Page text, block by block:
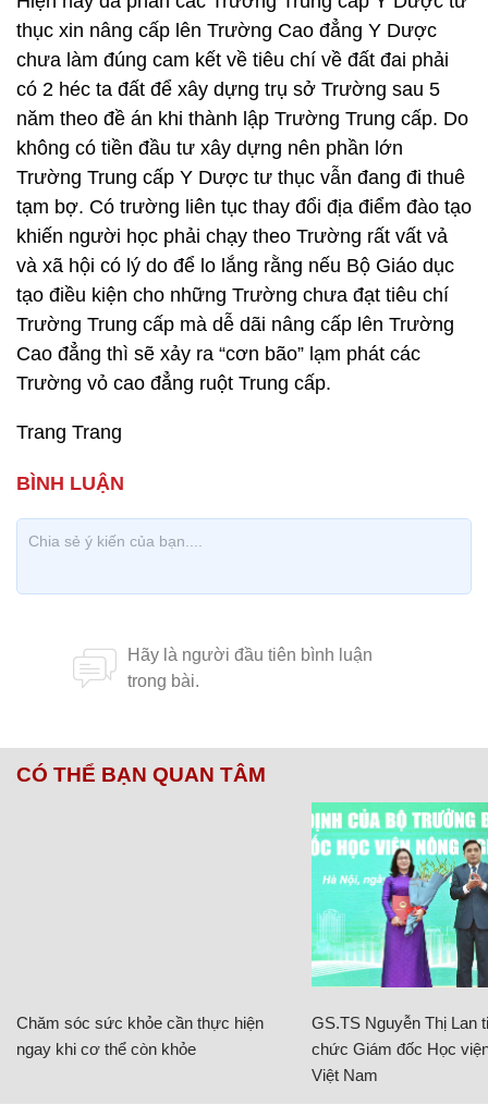
thục xin nâng cấp lên Trường Cao đẳng Y Dược
chưa làm đúng cam kết về tiêu chí về đất đai phải
có 2 héc ta đất để xây dựng trụ sở Trường sau 5
năm theo đề án khi thành lập Trường Trung cấp. Do
không có tiền đầu tư xây dựng nên phần lớn
Trường Trung cấp Y Dược tư thục vẫn đang đi thuê
tạm bợ. Có trường liên tục thay đổi địa điểm đào tạo
khiến người học phải chạy theo Trường rất vất vả
và xã hội có lý do để lo lắng rằng nếu Bộ Giáo dục
tạo điều kiện cho những Trường chưa đạt tiêu chí
Trường Trung cấp mà dễ dãi nâng cấp lên Trường
Cao đẳng thì sẽ xảy ra “cơn bão” lạm phát các
Trường vỏ cao đẳng ruột Trung cấp.
Trang Trang
CÓ THỂ BẠN QUAN TÂM
Chăm sóc sức khỏe cần thực hiện
ngay khi cơ thể còn khỏe
GS.TS Nguyễn Thị Lan
chức Giám đốc Học
Việt Nam